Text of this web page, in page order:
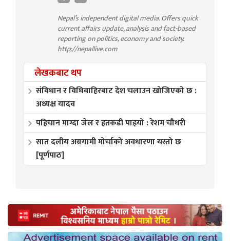
Nepal’s independent digital media. Offers quick
current affairs update, analysis and fact-based
reporting on politics, economy and society.
http://nepallive.com
लेखकबाट थप
संविधान र विधिबाहिरबाट देश चलाउन खोजिएको छ :
अध्यक्ष यादव
पहिचान माग्दा जेल र हतकडी पाइयो : रेशम चौधरी
सात दलीय अग्रगामी मोर्चाको अवधारणा यस्तो छ
[पूर्णपाठ]